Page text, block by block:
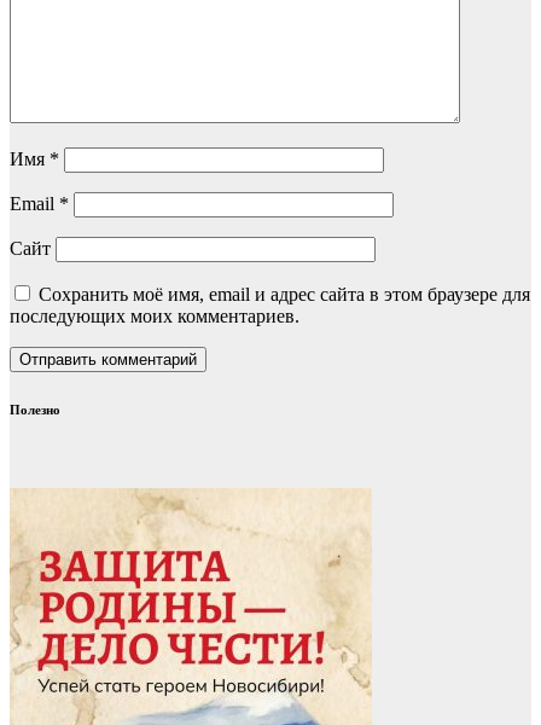
Имя *
Email *
Сайт
Сохранить моё имя, email и адрес сайта в этом браузере для
последующих моих комментариев.
Полезно